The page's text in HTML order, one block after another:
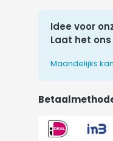
Idee voor
Laat het
Maandelijks